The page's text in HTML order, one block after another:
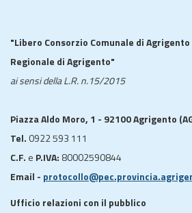
"Libero Consorzio Comunale di
Regionale di Agrigento"
ai sensi della L.R. n.15/2015
Piazza Aldo Moro, 1 - 92100 Agrigento
Tel. 0922 593 111
C.F. e P.IVA: 80002590844
Email -
Ufficio relazioni con il pubblico